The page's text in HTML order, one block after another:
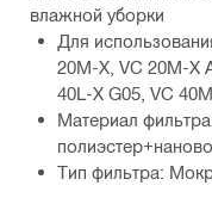
влажной уборки
Для
20M-X, VC 20M-X
40L-X G05, VC
Материал
Тип фильтра: